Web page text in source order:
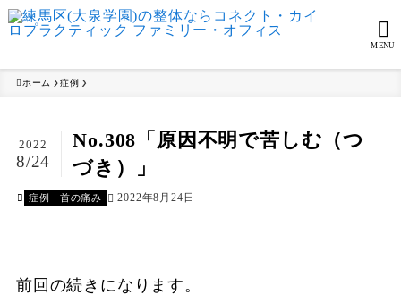
MENU
ホーム 症例
No.308「原因不明で苦しむ（つ
づき）」
2022
8/24
症例 首の痛み 2022年8月24日
前回の続きになります。